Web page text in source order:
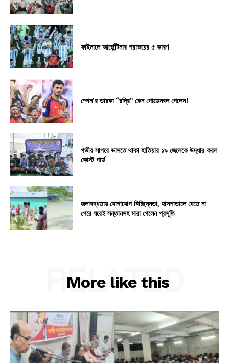
ফাইনালে আর্জেন্টিনার পরাজয়ের ৫ কারণ
স্পেন’র তারকা “রদ্রি” কেন গোল্ডেনবল পেলেন!
গভীর সাগরে ভাসতে থাকা হাতিয়ার ১৯ জেলেকে উদ্ধার করল
কোস্ট গার্ড
জলাবদ্ধতায় যোগাযোগ বিচ্ছিন্নতা, হাসপাতালে যেতে না
পেরে ঘরেই সন্তানসহ মারা গেলেন প্রসূতি
More like this
RELATED